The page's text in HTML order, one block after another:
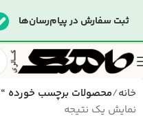
خانه محصولات برچسب خورده
نمایش یک نتیجه
ثبت سفارش در پیام‌رسان‌ها